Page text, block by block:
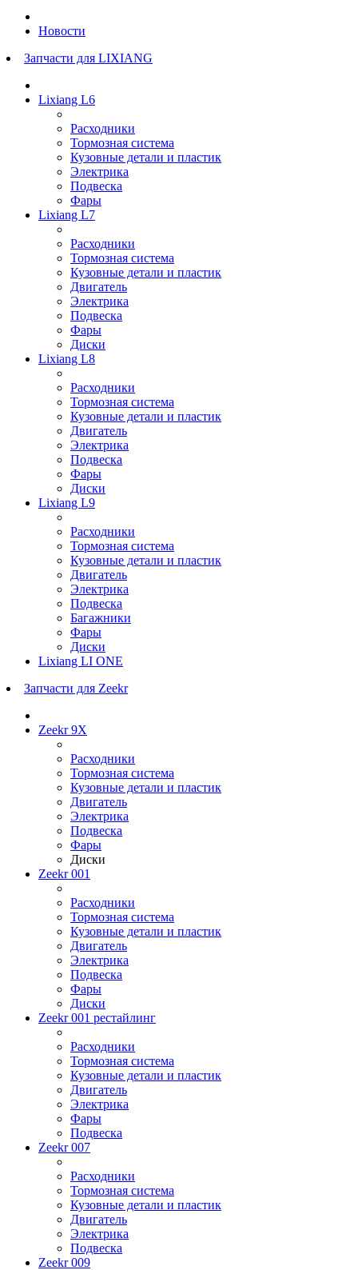
Новости
Запчасти для LIXIANG
Lixiang L6
Расходники
Тормозная система
Кузовные детали и пластик
Электрика
Подвеска
Фары
Lixiang L7
Расходники
Тормозная система
Кузовные детали и пластик
Двигатель
Электрика
Подвеска
Фары
Диски
Lixiang L8
Расходники
Тормозная система
Кузовные детали и пластик
Двигатель
Электрика
Подвеска
Фары
Диски
Lixiang L9
Расходники
Тормозная система
Кузовные детали и пластик
Двигатель
Электрика
Подвеска
Багажники
Фары
Диски
Lixiang LI ONE
Запчасти для Zeekr
Zeekr 9X
Расходники
Тормозная система
Кузовные детали и пластик
Двигатель
Электрика
Подвеска
Фары
Диски
Zeekr 001
Расходники
Тормозная система
Кузовные детали и пластик
Двигатель
Электрика
Подвеска
Фары
Диски
Zeekr 001 рестайлинг
Расходники
Тормозная система
Кузовные детали и пластик
Двигатель
Электрика
Фары
Подвеска
Zeekr 007
Расходники
Тормозная система
Кузовные детали и пластик
Двигатель
Электрика
Подвеска
Zeekr 009